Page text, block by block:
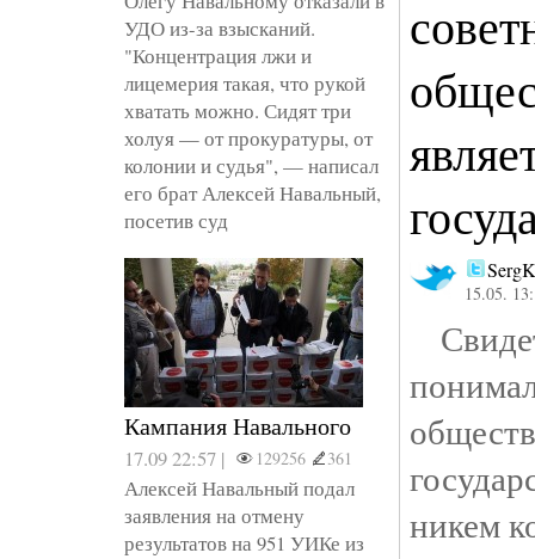
УДО из-за взысканий.
"Концентрация лжи и
лицемерия такая, что рукой
хватать можно. Сидят три
холуя — от прокуратуры, от
колонии и судья", — написал
его брат Алексей Навальный,
посетив суд
Кампания Навального
17.09 22:57 | 129256 361
Алексей Навальный подал
заявления на отмену
результатов на 951 УИКе из
15.05.
никем